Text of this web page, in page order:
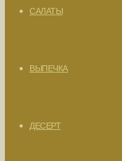
САЛАТЫ
ВЫПЕЧКА
ДЕСЕРТ